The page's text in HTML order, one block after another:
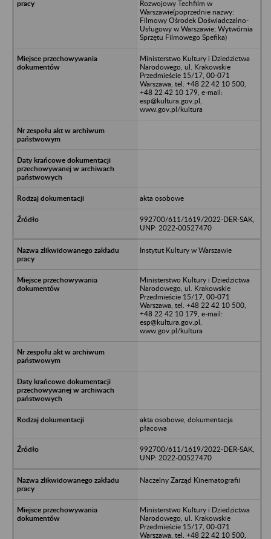
Rozwojowy Techfilm w
Warszawie(poprzednie nazwy:
Filmowy Ośrodek Doświadczalno-
Usługowy w Warszawie; Wytwórnia
Sprzętu Filmowego Spefika)
Ministerstwo Kultury i Dziedzictwa
Narodowego, ul. Krakowskie
Przedmieście 15/17, 00-071
Warszawa, tel. +48 22 42 10 500,
+48 22 42 10 179, e-mail:
esp@kultura.gov.pl,
www.gov.pl/kultura
akta osobowe
992700/611/1619/2022-DER-SAK,
UNP: 2022-00527470
Instytut Kultury w Warszawie
Ministerstwo Kultury i Dziedzictwa
Narodowego, ul. Krakowskie
Przedmieście 15/17, 00-071
Warszawa, tel. +48 22 42 10 500,
+48 22 42 10 179, e-mail:
esp@kultura.gov.pl,
www.gov.pl/kultura
akta osobowe, dokumentacja
płacowa
992700/611/1619/2022-DER-SAK,
UNP: 2022-00527470
Naczelny Zarząd Kinematografii
Ministerstwo Kultury i Dziedzictwa
Narodowego, ul. Krakowskie
Przedmieście 15/17, 00-071
Warszawa, tel. +48 22 42 10 500,